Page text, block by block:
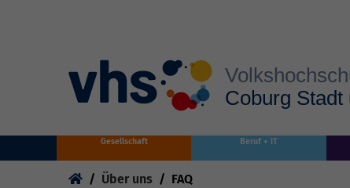
Gesellschaft Beruf + IT
You are here:
Über uns FAQ